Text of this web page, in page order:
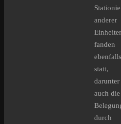
anderer
fanden
ebenfalls
statt,
darunter
auch die
durch